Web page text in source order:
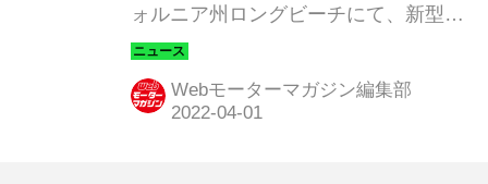
ォルニア州ロングビーチにて、新型車
「GRカローラ」を世界初披露した。
日本での発売は、2022年後半が予定さ
れている。なお、ここで掲載している
Webモーターマガジン編集部